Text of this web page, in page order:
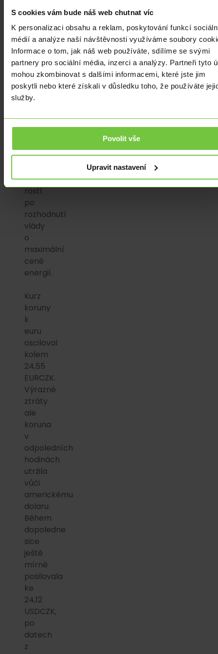
S cookies vám bude náš web chutnat víc
K personalizaci obsahu a reklam, poskytování funkcí
médií a analýze naší návštěvnosti využíváme soubory
Informace o tom, jak náš web používáte, sdílíme se svými
partnery pro sociální média, inzerci a analýzy. Partneři tyto
mohou zkombinovat s dalšími informacemi, které jste jim
poskytli nebo které získali v důsledku toho, že používáte
služby.
Povolit vše
Upravit nastavení
Výjimkou
byla
pražská
burza,
která
je
v
poslední
hlavně
a
včera
rostl
po
rozhodnutí
vlády
o
maximální
ceně
energií.
Kurz
koruny
k
euru
osciloval
kolem
24,55
EURCZK.
Výrazné
ztráty
ale
koruna
v
odpoledních
hodinách
utržila
vůči
americkému
dolaru.
Během
dopoledne
sice
ještě
mírně
posilovala
ke
24,12
USDCZK,
po
datech
z